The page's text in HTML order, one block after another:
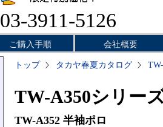
03-3911-5126
ご購入手順 会社概要
トップ タカヤ春夏カタログ
TW-A350シリー
TW-A352 半袖ポロ